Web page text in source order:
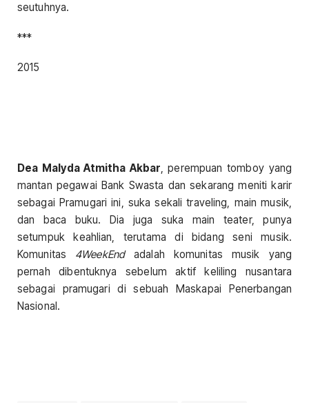
seutuhnya.
***
2015
Dea Malyda Atmitha Akbar, perempuan tomboy yang
mantan pegawai Bank Swasta dan sekarang meniti karir
sebagai Pramugari ini, suka sekali traveling, main musik,
dan baca buku. Dia juga suka main teater, punya
setumpuk keahlian, terutama di bidang seni musik.
Komunitas 4WeekEndadalah komunitas musik yang
pernah dibentuknya sebelum aktif keliling nusantara
sebagai pramugari di sebuah Maskapai Penerbangan
Nasional.